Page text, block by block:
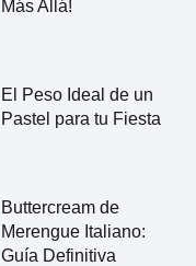
Más Allá!
El Peso Ideal de un
Pastel para tu Fiesta
Buttercream de
Merengue Italiano:
Guía Definitiva